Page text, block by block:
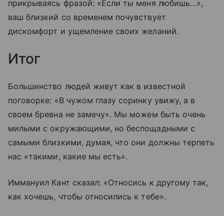
прикрываясь фразой: «Если ты меня любишь…»,
ваш близкий со временем почувствует
дискомфорт и ущемление своих желаний.
Итог
Большинство людей живут как в известной
поговорке: «В чужом глазу соринку увижу, а в
своем бревна не замечу». Мы можем быть очень
милыми с окружающими, но беспощадными с
самыми близкими, думая, что они должны терпеть
нас «такими, какие мы есть».
Иммануил Кант сказал: «Относись к другому так,
как хочешь, чтобы относились к тебе».